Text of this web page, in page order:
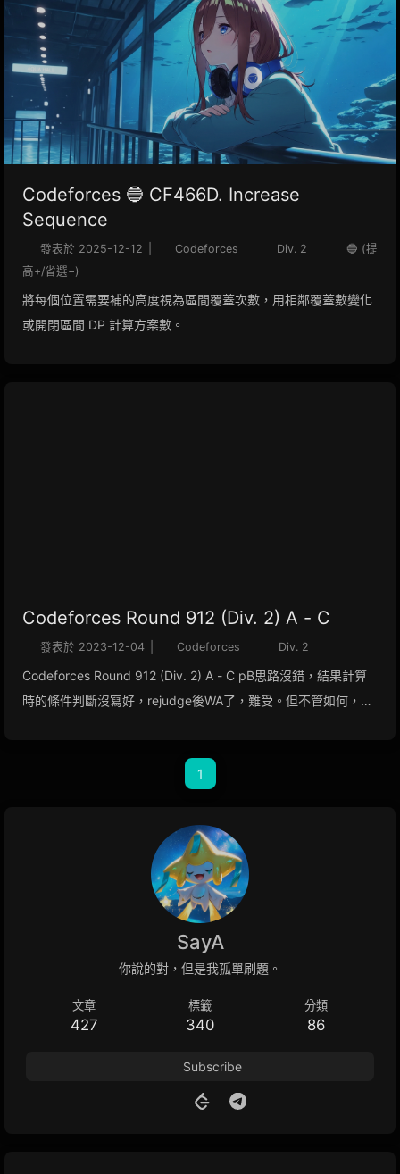
Codeforces 🔵 CF466D. Increase
Sequence
發表於 2025-12-12 Codeforces Div. 2
🔵 (提
高+/省選−)
將每個位置需要補的高度視為區間覆蓋次數，用相鄰覆蓋數變化
或開閉區間 DP 計算方案數。
Codeforces Round 912 (Div. 2) A - C
發表於 2023-12-04 Codeforces Div. 2
Codeforces Round 912 (Div. 2) A - C pB思路沒錯，結果計算
時的條件判斷沒寫好，rejudge後WA了，難受。但不管如何，人
次可以選擇一個長度最多為 aaa 的子陣列進行反轉，問是否能夠
2k≥2 的情況，我們可以模擬Bubble Sort的過程，故只要 k≥2k
\geq2k≥2 就一定可以使 aaa 排序成非降序。 對於 k=1k = 1k=1
的情況，則無法做排序，故只要 $a $中存在 ai−1>aia_{i-1} >
a_iai−1​>ai​ 的情況，就無法使 aaa 排序成非降序。
12345678910111213141516171819T = int(input())def
check(A): # A是否為升序 for i...
1
SayA
你說的對，但是我孤單刷題。
文章
427
標籤
340
分類
86
Subscribe